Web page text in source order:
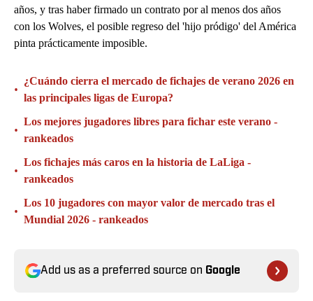
años, y tras haber firmado un contrato por al menos dos años
con los Wolves, el posible regreso del 'hijo pródigo' del América
pinta prácticamente imposible.
•
¿Cuándo cierra el mercado de fichajes de verano 2026 en
las principales ligas de Europa?
•
Los mejores jugadores libres para fichar este verano -
rankeados
•
Los fichajes más caros en la historia de LaLiga -
rankeados
•
Los 10 jugadores con mayor valor de mercado tras el
Mundial 2026 - rankeados
Add us as a preferred source on Google